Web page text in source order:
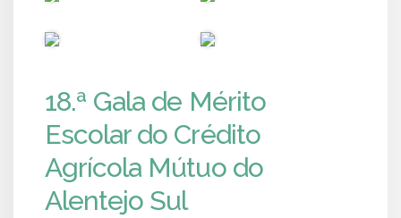
18.ª Gala de Mérito
Escolar do Crédito
Agrícola Mútuo do
Alentejo Sul